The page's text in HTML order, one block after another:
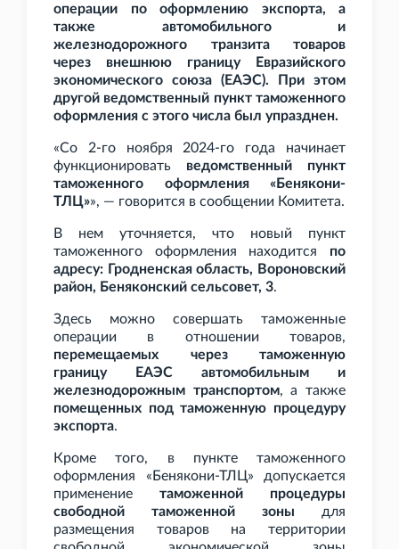
операции по оформлению экспорта, а
также автомобильного и
железнодорожного транзита товаров
через внешнюю границу Евразийского
экономического союза (ЕАЭС). При этом
другой ведомственный пункт таможенного
оформления с этого числа был упразднен.
«Со 2-го ноября 2024-го года начинает
функционировать ведомственный пункт
таможенного оформления «Бенякони-
ТЛЦ»», — говорится в сообщении Комитета.
В нем уточняется, что новый пункт
таможенного оформления находится по
адресу: Гродненская область, Вороновский
район, Беняконский сельсовет, 3.
Здесь можно совершать таможенные
операции в отношении товаров,
перемещаемых через таможенную
границу ЕАЭС автомобильным и
железнодорожным транспортом, а также
помещенных под таможенную процедуру
экспорта.
Кроме того, в пункте таможенного
оформления «Бенякони-ТЛЦ» допускается
применение таможенной процедуры
свободной таможенной зоны для
размещения товаров на территории